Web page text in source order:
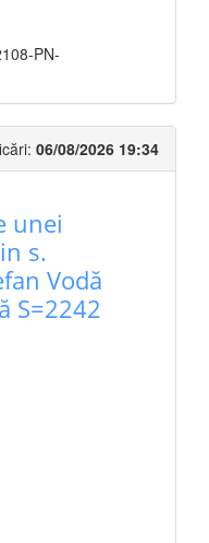
PN-
06/08/2026 19:34
unei
s.
Vodă
S=2242